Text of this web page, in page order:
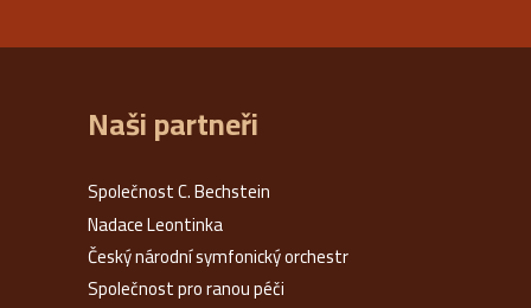
Naši partneři
Společnost C. Bechstein
Nadace Leontinka
Český národní symfonický orchestr
Společnost pro ranou péči